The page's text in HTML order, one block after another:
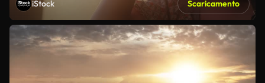
iStock Scaricamento